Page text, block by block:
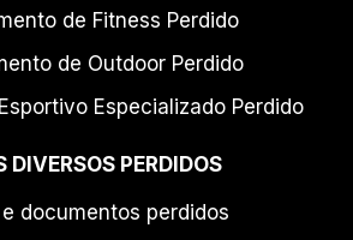
de Fitness Perdido
de Outdoor Perdido
Especializado Perdido
DIVERSOS PERDIDOS
documentos perdidos